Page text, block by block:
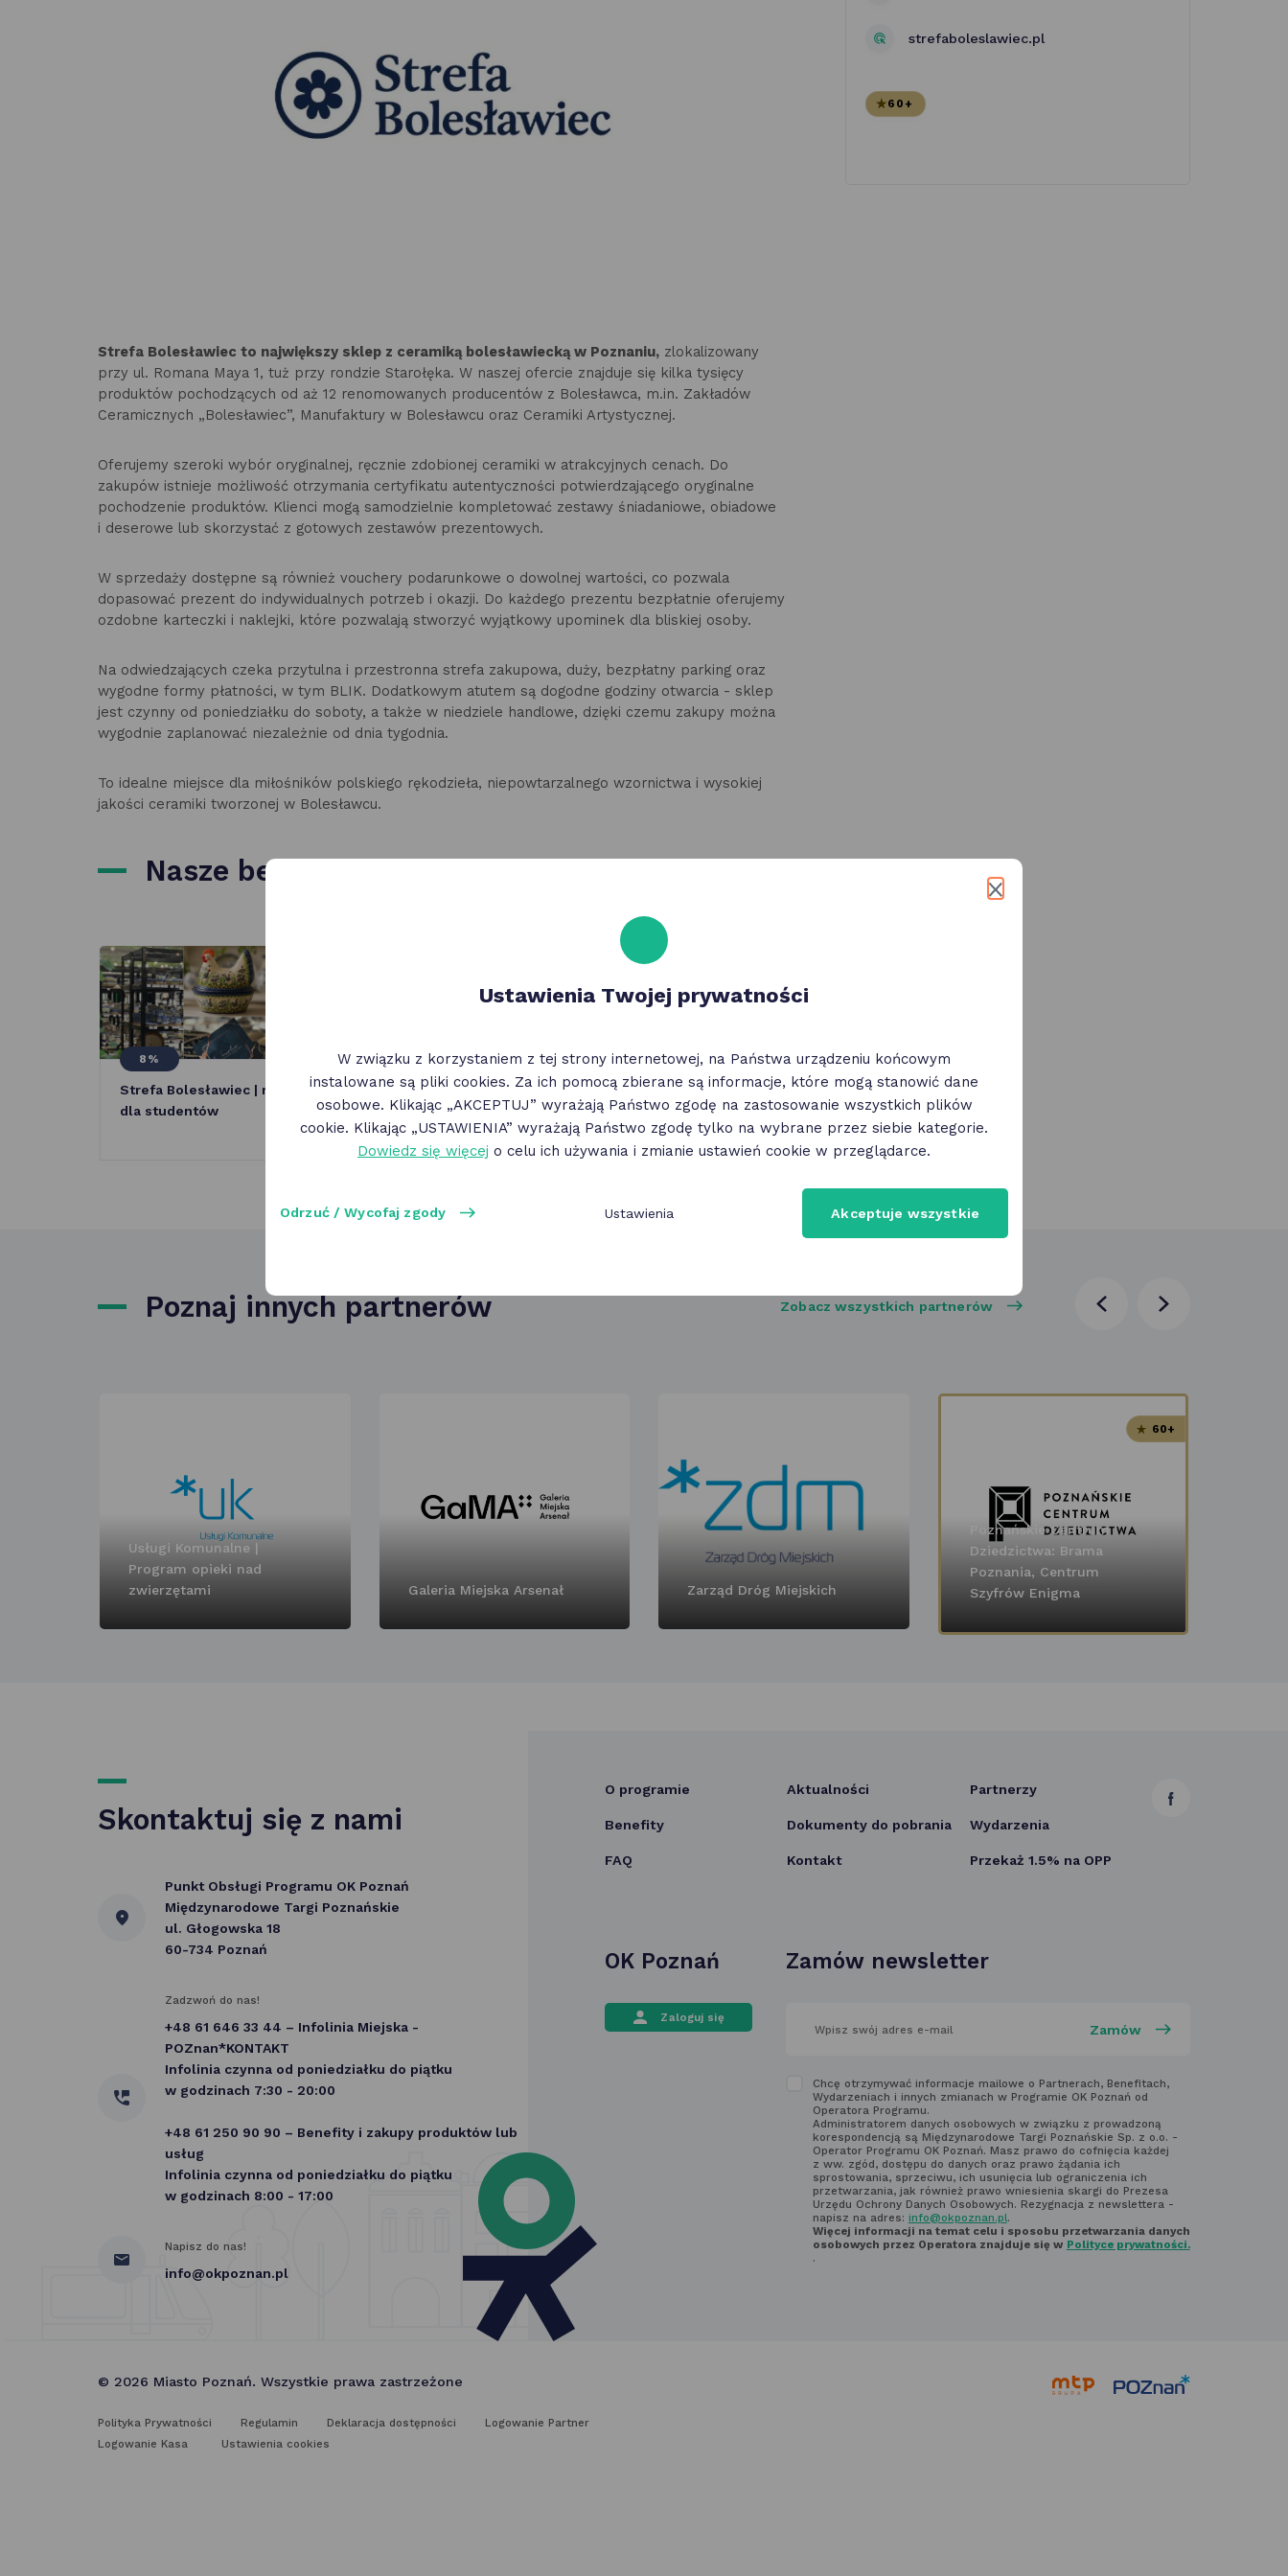
Strefa Bolesławiec to największy sklep z ceramiką bolesławiecką w Poznaniu, zlokalizowany
przy ul. Romana Maya 1, tuż przy rondzie Starołęka. W naszej ofercie znajduje się kilka tysięcy
produktów pochodzących od aż 12 renomowanych producentów z Bolesławca, m.in. Zakładów
Ceramicznych „Bolesławiec”, Manufaktury w Bolesławcu oraz Ceramiki Artystycznej.
Oferujemy szeroki wybór oryginalnej, ręcznie zdobionej ceramiki w atrakcyjnych cenach. Do
zakupów istnieje możliwość otrzymania certyfikatu autentyczności potwierdzającego oryginalne
pochodzenie produktów. Klienci mogą samodzielnie kompletować zestawy śniadaniowe, obiadowe
i deserowe lub skorzystać z gotowych zestawów prezentowych.
W sprzedaży dostępne są również vouchery podarunkowe o dowolnej wartości, co pozwala
dopasować prezent do indywidualnych potrzeb i okazji. Do każdego prezentu bezpłatnie oferujemy
ozdobne karteczki i naklejki, które pozwalają stworzyć wyjątkowy upominek dla bliskiej osoby.
Na odwiedzających czeka przytulna i przestronna strefa zakupowa, duży, bezpłatny parking oraz
wygodne formy płatności, w tym BLIK. Dodatkowym atutem są dogodne godziny otwarcia - sklep
jest czynny od poniedziałku do soboty, a także w niedziele handlowe, dzięki czemu zakupy można
wygodnie zaplanować niezależnie od dnia tygodnia.
To idealne miejsce dla miłośników polskiego rękodzieła, niepowtarzalnego wzornictwa i wysokiej
jakości ceramiki tworzonej w Bolesławcu.
strefaboleslawiec.pl
60+
Nasze benefity
8%
Strefa Bolesławiec | rabat
dla studentów
5%
Strefa Bolesławiec |
asortyment sklepu
stacjonarnego
10%
Strefa Bolesławiec |
asortyment sklepu
stacjonarnego
Poznaj innych partnerów Zobacz wszystkich partnerów
poprzednianastępna
Usługi Komunalne |
Program opieki nad
zwierzętami
Galeria Miejska Arsenał Zarząd Dróg Miejskich
60+
Poznańskie Centrum
Dziedzictwa: Brama
Poznania, Centrum
Szyfrów Enigma
Skontaktuj się z nami
Punkt Obsługi Programu OK Poznań
Międzynarodowe Targi Poznańskie
ul. Głogowska 18
60-734 Poznań
Zadzwoń do nas!
+48 61 646 33 44 – Infolinia Miejska -
POZnan*KONTAKT
Infolinia czynna od poniedziałku do piątku
w godzinach 7:30 - 20:00
+48 61 250 90 90 – Benefity i zakupy produktów lub
usług
Infolinia czynna od poniedziałku do piątku
w godzinach 8:00 - 17:00
Napisz do nas!
info@okpoznan.pl
O programie Aktualności Partnerzy
Benefity Dokumenty do pobrania Wydarzenia
FAQ Kontakt Przekaż 1.5% na OPP
link
OK Poznań
Zaloguj się
Zamów newsletter
poniżej
Zapoznaj
z regulaminem
newsletter'a
Chcę otrzymywać informacje mailowe o Partnerach, Benefitach,
Wydarzeniach i innych zmianach w Programie OK Poznań od
Operatora Programu.
Administratorem danych osobowych w związku z prowadzoną
korespondencją są Międzynarodowe Targi Poznańskie Sp. z o.o. -
Operator Programu OK Poznań. Masz prawo do cofnięcia każdej
z ww. zgód, dostępu do danych oraz prawo żądania ich
sprostowania, sprzeciwu, ich usunięcia lub ograniczenia ich
przetwarzania, jak również prawo wniesienia skargi do Prezesa
Urzędu Ochrony Danych Osobowych. Rezygnacja z newslettera -
napisz na adres: info@okpoznan.pl.
Więcej informacji na temat celu i sposobu przetwarzania danych
osobowych przez Operatora znajduje się w Polityce prywatności.
.
© 2026 Miasto Poznań. Wszystkie prawa zastrzeżone
Polityka Prywatności Regulamin Deklaracja dostępności
Logowanie Partner
Logowanie Kasa
Ustawienia cookies
link
link
Ustawienia Twojej prywatności
W związku z korzystaniem z tej strony internetowej, na Państwa urządzeniu końcowym
instalowane są pliki cookies. Za ich pomocą zbierane są informacje, które mogą stanowić dane
osobowe. Klikając „AKCEPTUJ” wyrażają Państwo zgodę na zastosowanie wszystkich plików
cookie. Klikając „USTAWIENIA” wyrażają Państwo zgodę tylko na wybrane przez siebie kategorie.
Dowiedz się więcej o celu ich używania i zmianie ustawień cookie w przeglądarce.
Odrzuć / Wycofaj zgody Ustawienia Akceptuje wszystkie